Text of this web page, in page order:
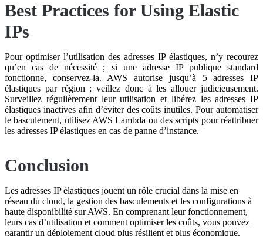
Best Practices for Using Elastic
IPs
Pour optimiser l’utilisation des adresses IP élastiques, n’y recourez
qu’en cas de nécessité ; si une adresse IP publique standard
fonctionne, conservez-la. AWS autorise jusqu’à 5 adresses IP
élastiques par région ; veillez donc à les allouer judicieusement.
Surveillez régulièrement leur utilisation et libérez les adresses IP
élastiques inactives afin d’éviter des coûts inutiles. Pour automatiser
le basculement, utilisez AWS Lambda ou des scripts pour réattribuer
les adresses IP élastiques en cas de panne d’instance.
Conclusion
Les adresses IP élastiques jouent un rôle crucial dans la mise en
réseau du cloud, la gestion des basculements et les configurations à
haute disponibilité sur AWS. En comprenant leur fonctionnement,
leurs cas d’utilisation et comment optimiser les coûts, vous pouvez
garantir un déploiement cloud plus résilient et plus économique.